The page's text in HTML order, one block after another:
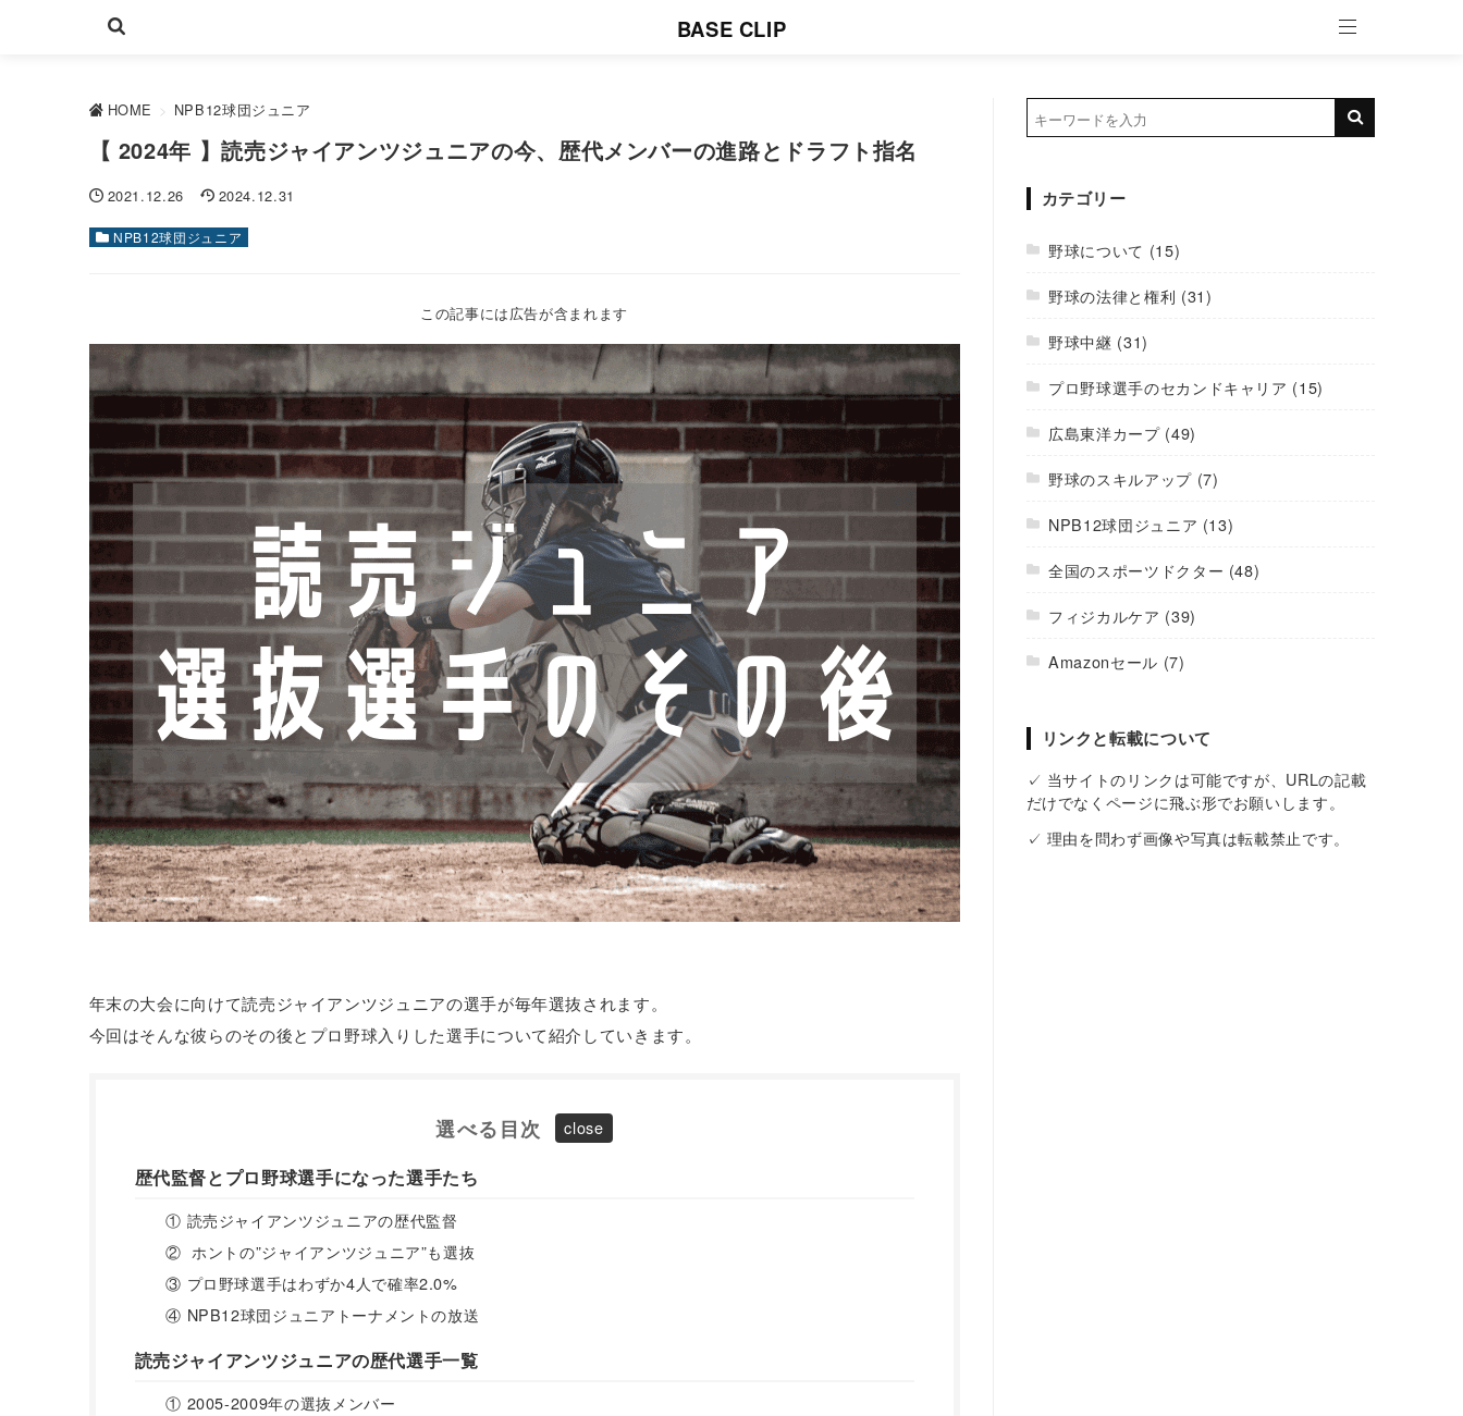
BASE CLIP
HOME > NPB12球団ジュニア
【 2024年 】読売ジャイアンツジュニアの今、歴代メンバーの進路とドラフト指名
2021.12.26 2024.12.31
NPB12球団ジュニア
この記事には広告が含まれます
年末の大会に向けて読売ジャイアンツジュニアの選手が毎年選抜されます。
今回はそんな彼らのその後とプロ野球入りした選手について紹介していきます。
選べる目次
歴代監督とプロ野球選手になった選手たち
① 読売ジャイアンツジュニアの歴代監督
② ホントの”ジャイアンツジュニア”も選抜
③ プロ野球選手はわずか4人で確率2.0%
④ NPB12球団ジュニアトーナメントの放送
読売ジャイアンツジュニアの歴代選手一覧
① 2005-2009年の選抜メンバー
カテゴリー
野球について (15)
野球の法律と権利 (31)
野球中継 (31)
プロ野球選手のセカンドキャリア (15)
広島東洋カープ(49)
野球のスキルアップ(7)
NPB12球団ジュニア (13)
全国のスポーツドクター (48)
フィジカルケア (39)
Amazonセール (7)
リンクと転載について
✓ 当サイトのリンクは可能ですが、URLの記載
だけでなくページに飛ぶ形でお願いします。
✓ 理由を問わず画像や写真は転載禁止です。